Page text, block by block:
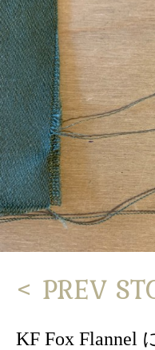
< PREV
KF Fox Flannel